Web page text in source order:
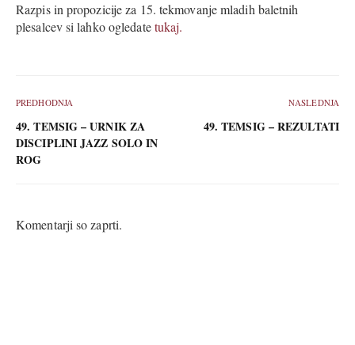
Razpis in propozicije za 15. tekmovanje mladih baletnih
plesalcev si lahko ogledatetukaj.
PREDHODNJA
49. TEMSIG – URNIK ZA
DISCIPLINI JAZZ SOLO IN
ROG
NASLEDNJA
49. TEMSIG – REZULTATI
Komentarji so zaprti.